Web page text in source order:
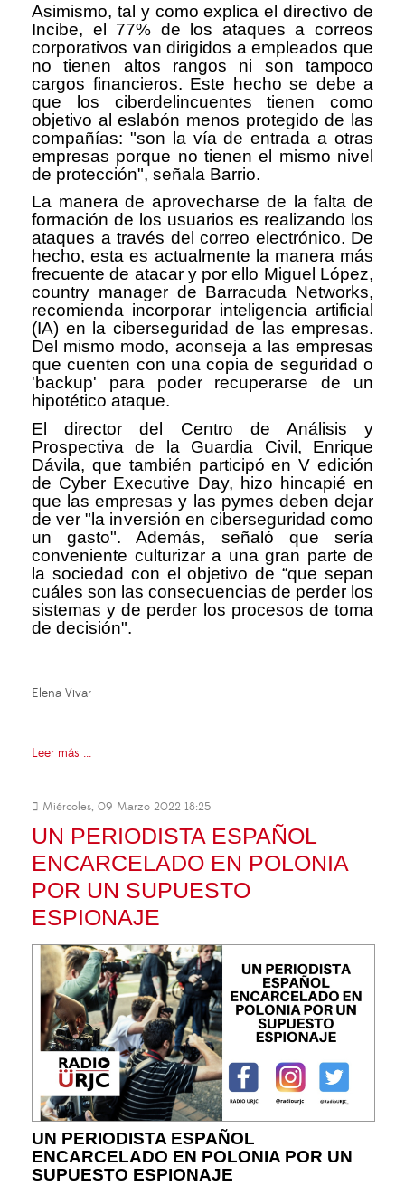
Asimismo, tal y como explica el directivo de
Incibe, el 77% de los ataques a correos
corporativos van dirigidos a empleados que
no tienen altos rangos ni son tampoco
cargos financieros. Este hecho se debe a
que los ciberdelincuentes tienen como
objetivo al eslabón menos protegido de las
compañías: "son la vía de entrada a otras
empresas porque no tienen el mismo nivel
de protección", señala Barrio.
La manera de aprovecharse de la falta de
formación de los usuarios es realizando los
ataques a través del correo electrónico. De
hecho, esta es actualmente la manera más
frecuente de atacar y por ello Miguel López,
country manager de Barracuda Networks,
recomienda incorporar inteligencia artificial
(IA) en la ciberseguridad de las empresas.
Del mismo modo, aconseja a las empresas
que cuenten con una copia de seguridad o
'backup' para poder recuperarse de un
hipotético ataque.
El director del Centro de Análisis y
Prospectiva de la Guardia Civil, Enrique
Dávila, que también participó en V edición
de Cyber Executive Day, hizo hincapié en
que las empresas y las pymes deben dejar
de ver "la inversión en ciberseguridad como
un gasto". Además, señaló que sería
conveniente culturizar a una gran parte de
la sociedad con el objetivo de “que sepan
cuáles son las consecuencias de perder los
sistemas y de perder los procesos de toma
de decisión".
Elena Vivar
Leer más ...
Miércoles, 09 Marzo 2022 18:25
UN PERIODISTA ESPAÑOL
ENCARCELADO EN POLONIA
POR UN SUPUESTO
ESPIONAJE
UN PERIODISTA ESPAÑOL
ENCARCELADO EN POLONIA POR UN
SUPUESTO ESPIONAJE